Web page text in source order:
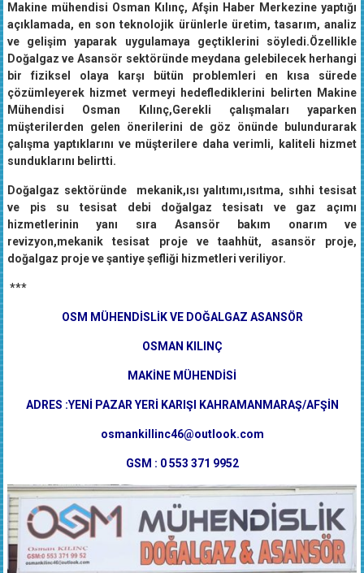
Makine mühendisi Osman Kılınç, Afşin Haber Merkezine yaptığı
açıklamada, en son teknolojik ürünlerle üretim, tasarım, analiz
ve gelişim yaparak uygulamaya geçtiklerini söyledi.Özellikle
Doğalgaz ve Asansör sektöründe meydana gelebilecek herhangi
bir fiziksel olaya karşı bütün problemleri en kısa sürede
çözümleyerek hizmet vermeyi hedeflediklerini belirten Makine
Mühendisi Osman Kılınç,Gerekli çalışmaları yaparken
müşterilerden gelen önerilerini de göz önünde bulundurarak
çalışma yaptıklarını ve müşterilere daha verimli, kaliteli hizmet
sunduklarını belirtti.
Doğalgaz sektöründe mekanik,ısı yalıtımı,ısıtma, sıhhi tesisat
ve pis su tesisat debi doğalgaz tesisatı ve gaz açımı
hizmetlerinin yanı sıra Asansör bakım onarım ve
revizyon,mekanik tesisat proje ve taahhüt, asansör proje,
doğalgaz proje ve şantiye şefliği hizmetleri veriliyor.
***
OSM MÜHENDİSLİK VE DOĞALGAZ ASANSÖR
OSMAN KILINÇ
MAKİNE MÜHENDİSİ
ADRES :YENİ PAZAR YERİ KARIŞI KAHRAMANMARAŞ/AFŞİN
osmankillinc46@outlook.com
GSM : 0 553 371 9952